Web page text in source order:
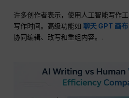
许多创作者表示，使用人工智能写作
写作时间。高级功能如聊天 GPT 画布
协同编辑、改写和重组内容。.